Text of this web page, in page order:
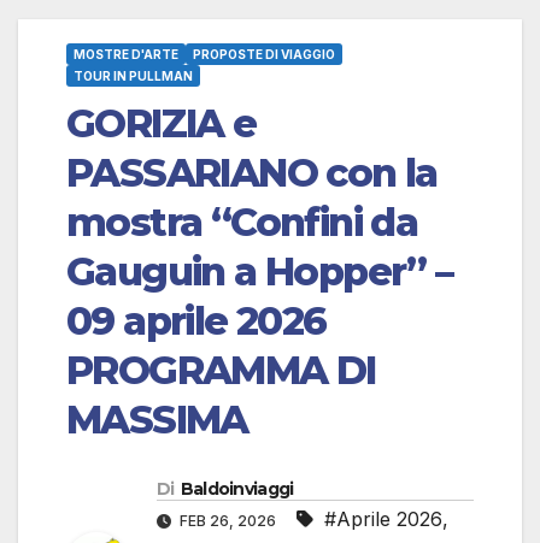
MOSTRE D'ARTE
PROPOSTE DI VIAGGIO
TOUR IN PULLMAN
GORIZIA e
PASSARIANO con la
mostra “Confini da
Gauguin a Hopper” –
09 aprile 2026
PROGRAMMA DI
MASSIMA
Di Baldoinviaggi
FEB 26, 2026 #Aprile 2026,